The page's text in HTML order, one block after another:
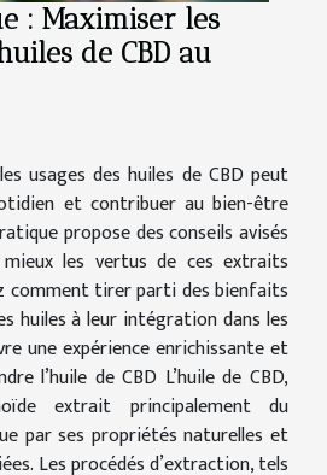
: Maximiser les
de CBD au
usages des huiles de CBD peut
et contribuer au bien-être
propose des conseils avisés
les vertus de ces extraits
comment tirer parti des bienfaits
huiles à leur intégration dans les
une expérience enrichissante et
l’huile de CBD L’huile de CBD,
extrait principalement du
par ses propriétés naturelles et
Les procédés d’extraction, tels